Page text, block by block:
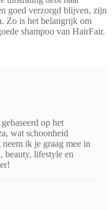
goed verzorgd blijven, zijn
Zo is het belangrijk om
shampoo van HairFair.
op het
wat schoonheid
ik je graag mee in
beauty, lifestyle en